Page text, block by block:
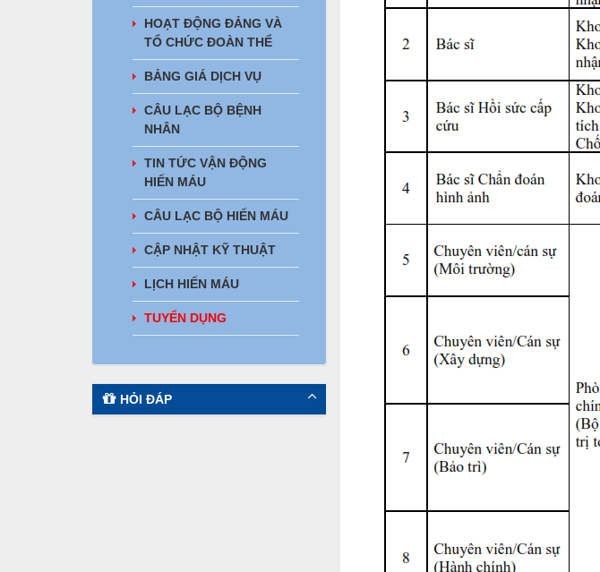
HOẠT ĐỘNG ĐẢNG VÀ
TỔ CHỨC ĐOÀN THỂ
BẢNG GIÁ DỊCH VỤ
CÂU LẠC BỘ BỆNH
NHÂN
TIN TỨC VẬN ĐỘNG
HIẾN MÁU
CÂU LẠC BỘ HIẾN MÁU
CẬP NHẬT KỸ THUẬT
LỊCH HIẾN MÁU
TUYỂN DỤNG
HỎI ĐÁP